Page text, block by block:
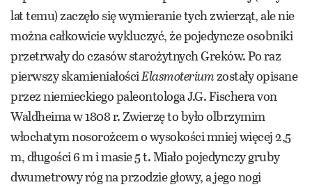
lat temu) zaczęło się wymieranie tych zwierząt, ale nie
można całkowicie wykluczyć, że pojedyncze osobniki
przetrwały do czasów starożytnych Greków. Po raz
pierwszy skamieniałościElasmoteriumzostały opisane
przez niemieckiego paleontologa J.G. Fischera von
Waldheima w 1808 r. Zwierzę to było olbrzymim
włochatym nosorożcem o wysokości mniej więcej 2,5
m, długości 6 m i masie 5 t. Miało pojedynczy gruby
dwumetrowy róg na przodzie głowy, a jego nogi